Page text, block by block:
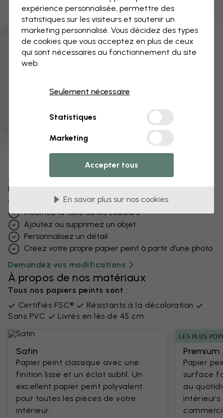
Modifiez votre papier peint
Notre équipe de conception peut modifier n’importe
quel motif pour le rendre unique.
Modifiez la taille ou les couleurs
Ajoutez ou supprimez un objet
Personnalisez un détail
Créez votre propre papier peint à partir d’une photo
Demandez vos modifications
À propos de nos matériaux
Tous nos papiers peints sont :
Certifiés FSC®
Résistants à la décoloration
Sans PVC
Livrés en lès de 45 cm
Satin
Papier peint classique avec une
finition lisse et un éclat subtil. Un
excellent papier peint polyvalent
pour toutes les pièces de votre
intérieur.
LES PLUS
Papier
surface
au
intérieurs
expérience personnalisée, permettre des
statistiques sur les visiteurs et soutenir un
marketing personnalisé. Vous décidez des types
de cookies que vous acceptez en plus de ceux
qui sont nécessaires au fonctionnement du site
web.
Seulement nécessaire
Statistiques
Marketing
Accepter tous
En savoir plus sur nos cookies